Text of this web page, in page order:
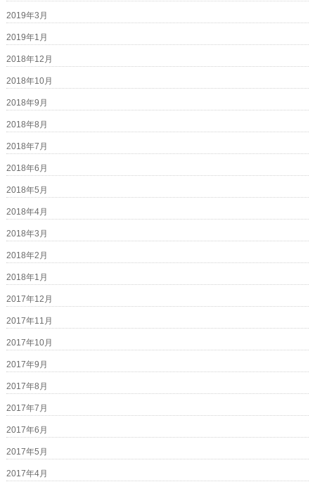
2019年3月
2019年1月
2018年12月
2018年10月
2018年9月
2018年8月
2018年7月
2018年6月
2018年5月
2018年4月
2018年3月
2018年2月
2018年1月
2017年12月
2017年11月
2017年10月
2017年9月
2017年8月
2017年7月
2017年6月
2017年5月
2017年4月